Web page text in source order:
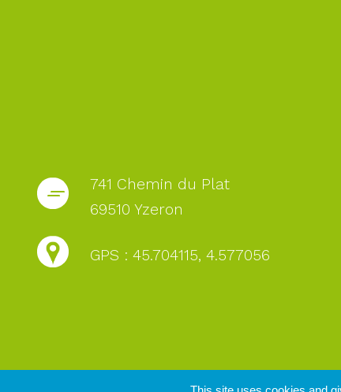
741 Chemin du Plat
69510 Yzeron
GPS : 45.704115, 4.577056